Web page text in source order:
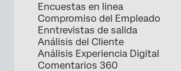
Encuestas en linea
Compromiso del Empleado
Enntrevistas de salida
Análisis del Cliente
Análisis Experiencia Digital
Comentarios 360